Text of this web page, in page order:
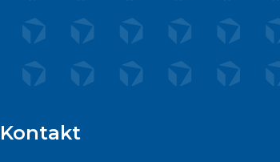
Kontakt